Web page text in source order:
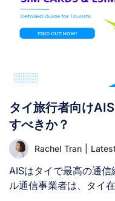
タイ旅行者向け
すべきか？
Rachel Tran
AISはタイで最高の通
ル通信事業者は、タイ